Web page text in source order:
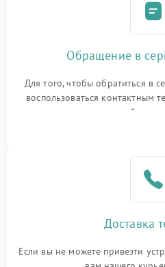
Обращение в
Для того, чтобы обратиться в
воспользоваться контактным
или оставить свой
Доставка
Если вы не можете привезти